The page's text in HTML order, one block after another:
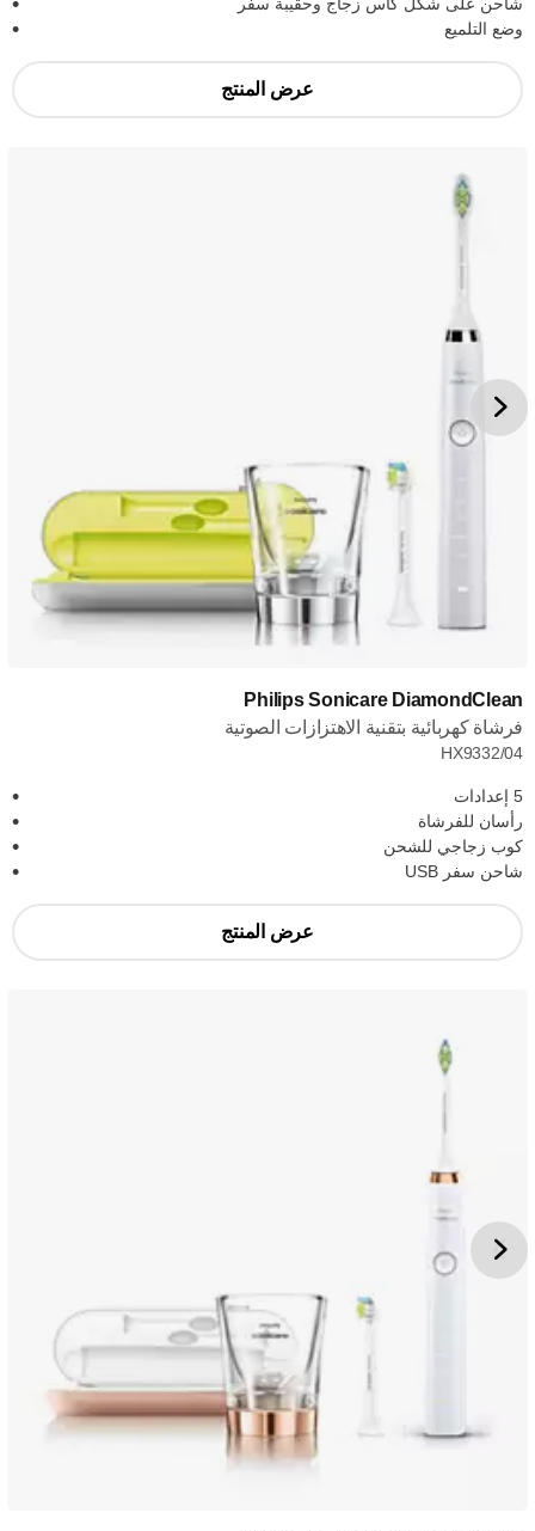
وضع التلميع
عرض المنتج
Philips Sonicare DiamondClean
فرشاة كهربائية بتقنية الاهتزازات الصوتية
HX9332/04
5 إعدادات
رأسان للفرشاة
كوب زجاجي للشحن
شاحن سفر USB
عرض المنتج